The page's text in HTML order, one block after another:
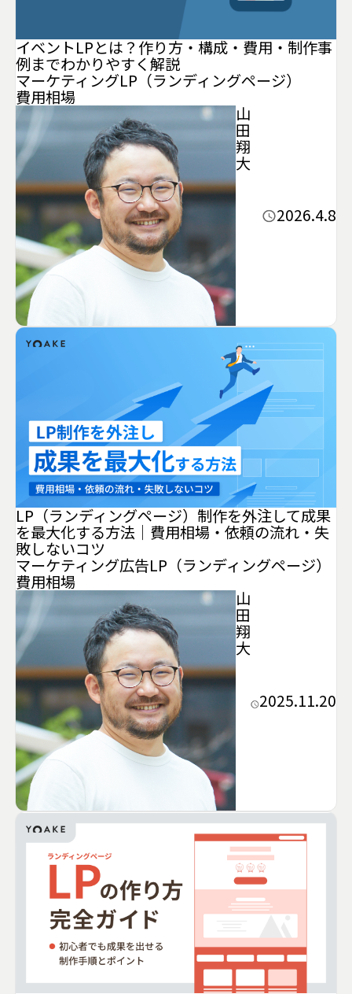
イベントLPとは？作り方・構成・費用・制作事
例までわかりやすく解説
マーケティングLP（ランディングページ）
費用相場
山
田
翔
大
2026.4.8
LP（ランディングページ）制作を外注して成果
を最大化する方法｜費用相場・依頼の流れ・失
敗しないコツ
マーケティング広告LP（ランディングページ）
費用相場
山
田
翔
大
2025.11.20